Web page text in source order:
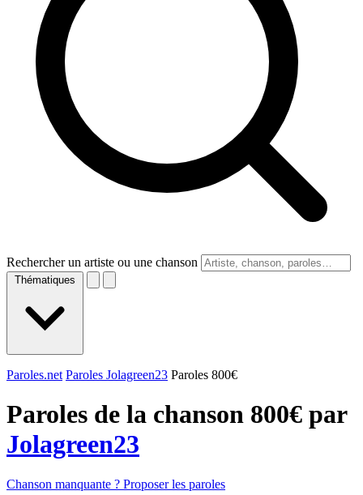
Rechercher un artiste ou une chanson
Thématiques
Paroles.net Paroles Jolagreen23 Paroles 800€
Paroles de la chanson 800€ par
Jolagreen23
Chanson manquante ? Proposer les paroles